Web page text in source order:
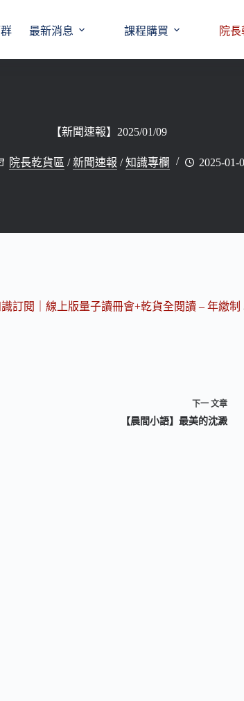
最新消息 課程購買 院
【新聞速報】2025/01/09
院長乾貨區 /新聞速報 /知識專欄 2025-01-
訂閱｜線上版量子讀冊會+乾貨全閱讀 – 年繳制
下一 文章
【晨間小語】最美的沈澱